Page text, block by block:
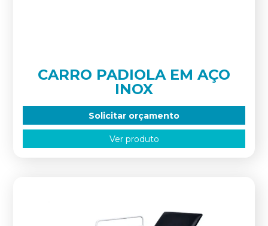
CARRO PADIOLA EM AÇO
INOX
Solicitar orçamento
Ver produto